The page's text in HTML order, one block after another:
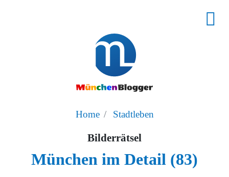
Home Stadtleben
Bilderrätsel
München im Detail (83)